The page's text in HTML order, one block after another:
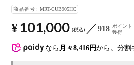
商品番号 MRT-CUB905HC
なら 月々8,416円から。分
¥ 101,000 税込 918 ポイント
獲得